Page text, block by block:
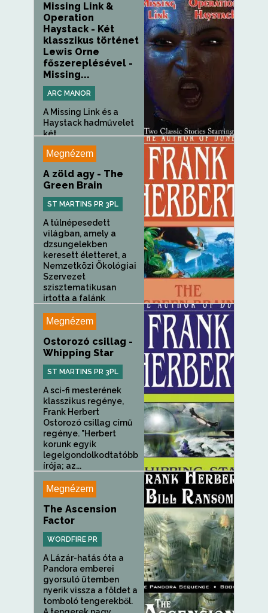
Missing Link &
Operation
Haystack - Két
klasszikus történet
Lewis Orne
főszereplésével -
Missing...
ARC MANOR
A Missing Link és a
Haystack hadművelet
két...
Megnézem
A zöld agy - The
Green Brain
ST MARTINS PR 3PL
A túlnépesedett
világban, amely a
dzsungelekben
keresett életteret, a
Nemzetközi Ökológiai
Szervezet
szisztematikusan
irtotta a falánk
Megnézem
Ostorozó csillag -
Whipping Star
ST MARTINS PR 3PL
A sci-fi mesterének
klasszikus regénye,
Frank Herbert
Ostorozó csillag című
regénye. "Herbert
korunk egyik
legelgondolkodtatóbb
írója; az...
Megnézem
The Ascension
Factor
WORDFIRE PR
A Lázár-hatás óta a
Pandora emberei
gyorsuló ütemben
nyerik vissza a földet a
tomboló tengerekből.